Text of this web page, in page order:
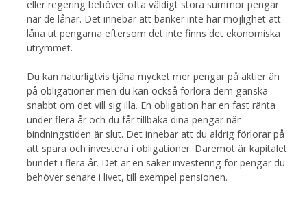
eller regering behöver ofta väldigt stora summor pengar
när de lånar. Det innebär att banker inte har möjlighet att
låna ut pengarna eftersom det inte finns det ekonomiska
utrymmet.
Du kan naturligtvis tjäna mycket mer pengar på aktier än
på obligationer men du kan också förlora dem ganska
snabbt om det vill sig illa. En obligation har en fast ränta
under flera år och du får tillbaka dina pengar när
bindningstiden är slut. Det innebär att du aldrig förlorar på
att spara och investera i obligationer. Däremot är kapitalet
bundet i flera år. Det är en säker investering för pengar du
behöver senare i livet, till exempel pensionen.